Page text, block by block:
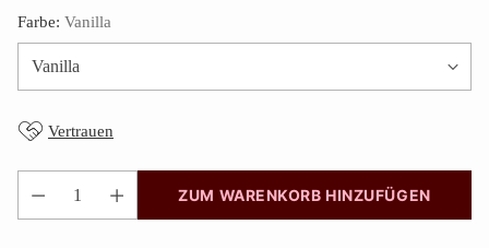
Farbe: Vanilla
Vertrauen
Anzahl
ZUM WARENKORB HINZUFÜGEN